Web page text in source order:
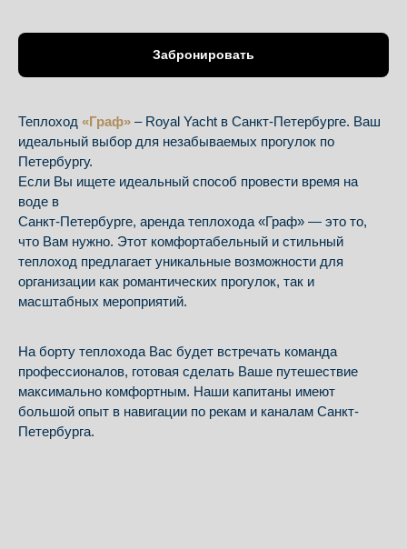
Забронировать
Теплоход «Граф» – Royal Yacht в Санкт-Петербурге. Ваш
идеальный выбор для незабываемых прогулок по
Петербургу.
Если Вы ищете идеальный способ провести время на
воде в
Санкт-Петербурге, аренда теплохода «Граф» — это то,
что Вам нужно. Этот комфортабельный и стильный
теплоход предлагает уникальные возможности для
организации как романтических прогулок, так и
масштабных мероприятий.
На борту теплохода Вас будет встречать команда
профессионалов, готовая сделать Ваше путешествие
максимально комфортным. Наши капитаны имеют
большой опыт в навигации по рекам и каналам Санкт-
Петербурга.